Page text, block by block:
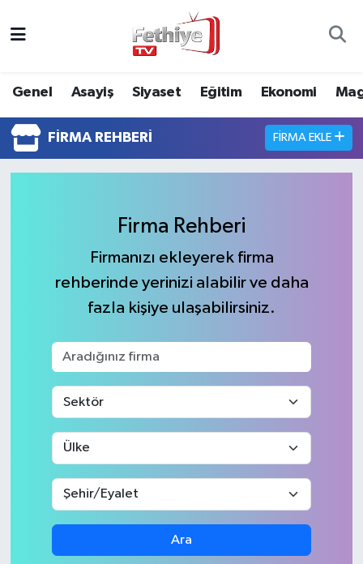
Genel Asayiş Siyaset Eğitim Ekonomi
FIRMA REHBERI FIRMA EKLE
Firma Rehberi
Firmanızı ekleyerek firma
rehberinde yerinizi alabilir ve daha
fazla kişiye ulaşabilirsiniz.
Ara
Asayiş
Magazin
Spor
Turizm
Muğla Hava Durumu
Muğla Namaz Vakitleri
Süper Lig Puan Durumu ve Fikstür
Son Dakika Haberleri
Haber Arşivi